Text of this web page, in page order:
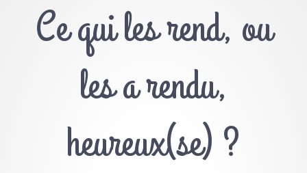
Ce qui les rend, ou
les a rendu,
heureux(se) ?